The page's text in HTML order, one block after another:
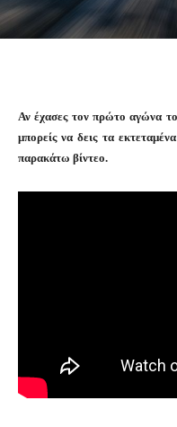
Αν έχασες τον πρώτο αγώνα
μπορείς να δεις τα
παρακάτω βίντεο.